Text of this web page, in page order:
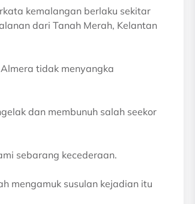
kemalangan berlaku sekitar
dari Tanah Merah, Kelantan
tidak menyangka
dan membunuh salah seekor
sebarang kecederaan.
mengamuk susulan kejadian itu